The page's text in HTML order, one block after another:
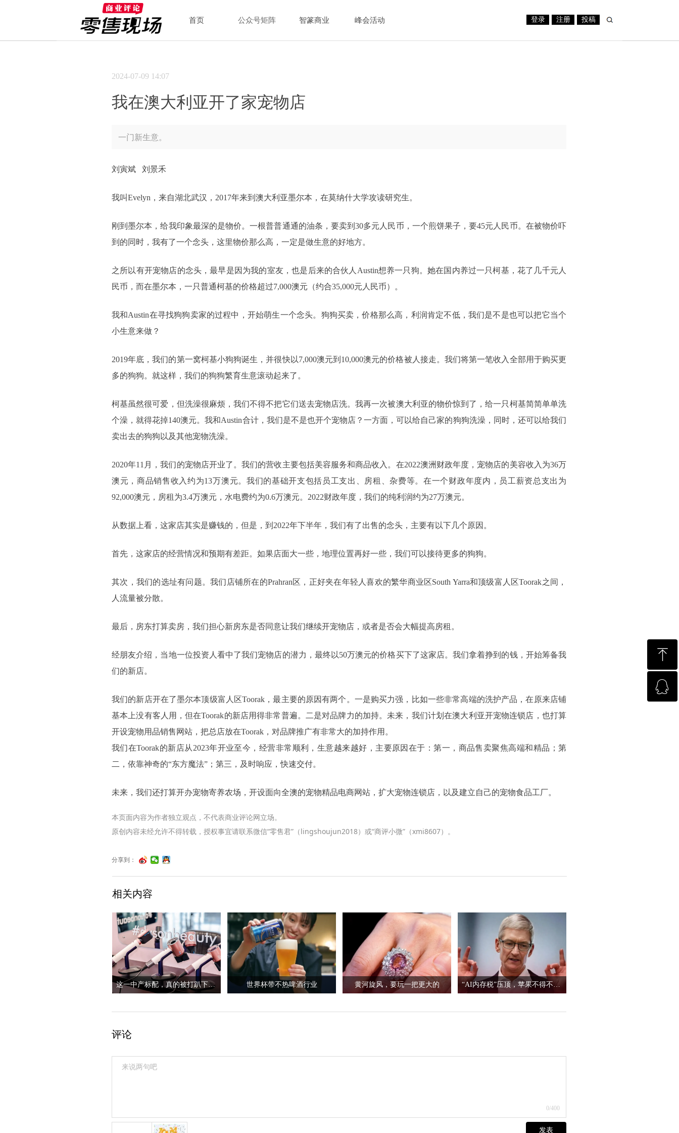
公众号矩阵 智篆商业 峰会活动 登录 注册 投稿
首页
我在澳大利亚开了家宠物店
刘寅斌 刘景禾
我叫Evelyn，来自湖北武汉，2017年来到澳大利亚墨尔本，在莫纳什大学攻读研究生。
刚到墨尔本，给我印象最深的是物价。一根普普通通的油条，要卖到30多元人民币，一个煎饼果子，要45元人民币。在被物价吓
到的同时，我有了一个念头，这里物价那么高，一定是做生意的好地方。
之所以有开宠物店的念头，最早是因为我的室友，也是后来的合伙人Austin想养一只狗。她在国内养过一只柯基，花了几千元人
民币，而在墨尔本，一只普通柯基的价格超过7,000澳元（约合35,000元人民币）。
我和Austin在寻找狗狗卖家的过程中，开始萌生一个念头。狗狗买卖，价格那么高，利润肯定不低，我们是不是也可以把它当个
小生意来做？
2019年底，我们的第一窝柯基小狗狗诞生，并很快以7,000澳元到10,000澳元的价格被人接走。我们将第一笔收入全部用于购买更
多的狗狗。就这样，我们的狗狗繁育生意滚动起来了。
柯基虽然很可爱，但洗澡很麻烦，我们不得不把它们送去宠物店洗。我再一次被澳大利亚的物价惊到了，给一只柯基简简单单洗
个澡，就得花掉140澳元。我和Austin合计，我们是不是也开个宠物店？一方面，可以给自己家的狗狗洗澡，同时，还可以给我们
卖出去的狗狗以及其他宠物洗澡。
2020年11月，我们的宠物店开业了。我们的营收主要包括美容服务和商品收入。在2022澳洲财政年度，宠物店的美容收入为36万
澳元，商品销售收入约为13万澳元。我们的基础开支包括员工支出、房租、杂费等。在一个财政年度内，员工薪资总支出为
92,000澳元，房租为3.4万澳元，水电费约为0.6万澳元。2022财政年度，我们的纯利润约为27万澳元。
从数据上看，这家店其实是赚钱的，但是，到2022年下半年，我们有了出售的念头，主要有以下几个原因。
首先，这家店的经营情况和预期有差距。如果店面大一些，地理位置再好一些，我们可以接待更多的狗狗。
其次，我们的选址有问题。我们店铺所在的Prahran区，正好夹在年轻人喜欢的繁华商业区South Yarra和顶级富人区Toorak之间，
人流量被分散。
最后，房东打算卖房，我们担心新房东是否同意让我们继续开宠物店，或者是否会大幅提高房租。
经朋友介绍，当地一位投资人看中了我们宠物店的潜力，最终以50万澳元的价格买下了这家店。我们拿着挣到的钱，开始筹备我
们的新店。
我们的新店开在了墨尔本顶级富人区Toorak，最主要的原因有两个。一是购买力强，比如一些非常高端的洗护产品，在原来店铺
基本上没有客人用，但在Toorak的新店用得非常普遍。二是对品牌力的加持。未来，我们计划在澳大利亚开宠物连锁店，也打算
开设宠物用品销售网站，把总店放在Toorak，对品牌推广有非常大的加持作用。
我们在Toorak的新店从2023年开业至今，经营非常顺利，生意越来越好，主要原因在于：第一，商品售卖聚焦高端和精品；第
二，依靠神奇的“东方魔法”；第三，及时响应，快速交付。
未来，我们还打算开办宠物寄养农场，开设面向全澳的宠物精品电商网站，扩大宠物连锁店，以及建立自己的宠物食品工厂。
评论
0/400
发表
一门新生意。
2024-07-09 14:07
相关内容
这一中产标配，真的被打趴下了？ 世界杯带不热啤酒行业 黄河旋风，要玩一把更大的 “AI内存税”压顶，苹果不得不向中国存储低头？
分享到：
本页面内容为作者独立观点，不代表商业评论网立场。
原创内容未经允许不得转载，授权事宜请联系微信“零售君”（lingshoujun2018）或“商评小微”（xmi8607）。
ꁸ
回到顶部
ꁗ